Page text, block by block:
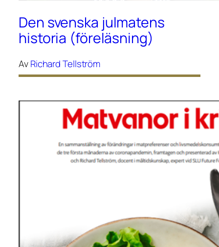
Den svenska julmatens
historia (föreläsning)
AvRichard Tellström